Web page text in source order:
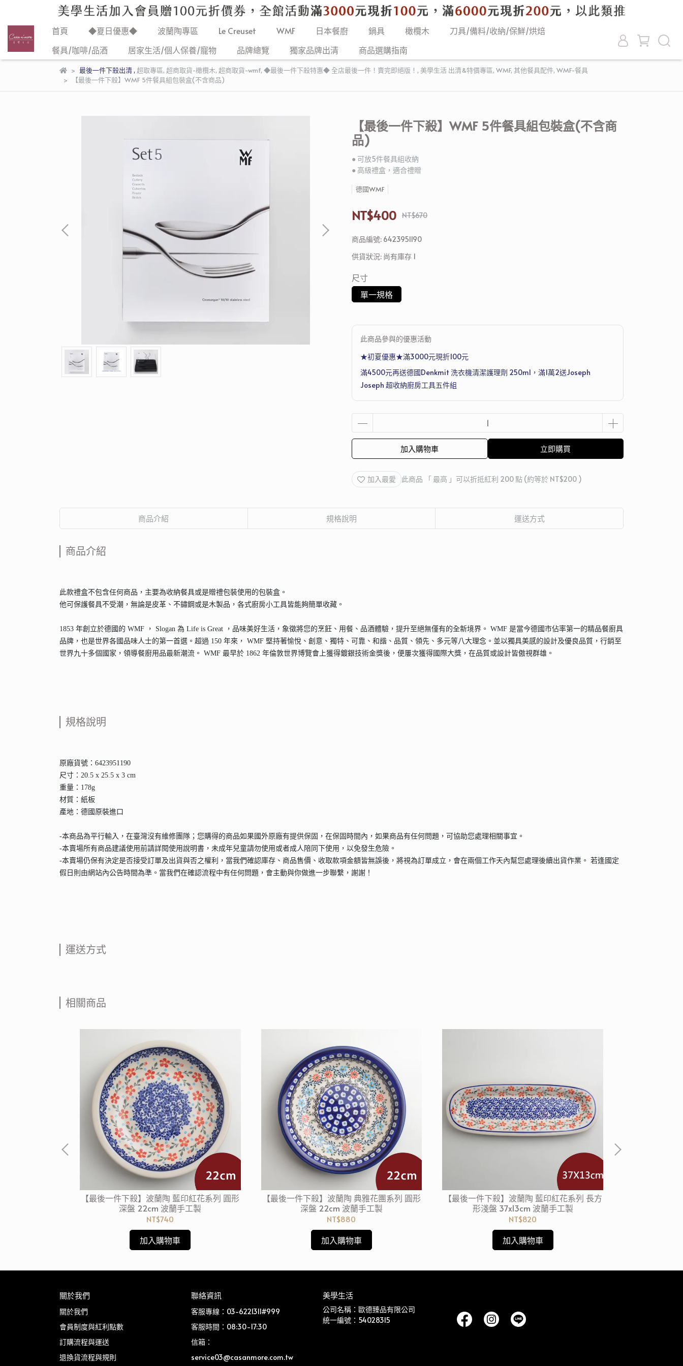
首頁 ◆夏日優惠◆ 波蘭陶專區 Le Creuset WMF 日本餐廚 鍋具 橄欖木
刀具/備料/收納/保鮮/烘焙
餐具/咖啡/品酒
居家生活/個人保養/寵物 品牌總覽 獨家品牌出清 商品選購指南
最後一件下殺出清, 超取專區, 超商取貨-橄欖木, 超商取貨-wmf, ◆最後一件下殺特惠◆ 全店最後一件！賣完即絕版！ , 美學生活 出清&特價專區, WMF, 其他餐具配件, WMF-餐具
【最後一件下殺】WMF 5件餐具組包裝盒(不含商品)
【最後一件下殺】WMF 5件餐具組包裝盒(不含商
品)
● 可放5件餐具組收納
● 高級禮盒，適合禮贈
德國WMF
NT$400 NT$670
商品編號: 6423951190
供貨狀況: 尚有庫存 1
尺寸
單一規格
此商品參與的優惠活動
★初夏優惠★滿3000元現折100元
滿4500元再送德國Denkmit 洗衣機清潔護理劑 250ml，滿1萬2送Joseph
Joseph 超收納廚房工具五件組
加入購物車 立即購買
加入最愛 此商品 「 最高 」可以折抵紅利 200 點 (約等於 NT$200 )
商品介紹 規格說明 運送方式
商品介紹
此款禮盒不包含任何商品，主要為收納餐具或是贈禮包裝使用的包裝盒。
他可保護餐具不受潮，無論是皮革、不鏽鋼或是木製品，各式廚房小工具皆能夠簡單收藏。
1853 年創立於德國的 WMF ， Slogan 為 Life is Great ，品味美好生活，象徵將您的烹飪、用餐、品酒體驗，提升至絕無僅有的全新境界。 WMF 是當今德國市佔率第一的精品餐廚具
品牌，也是世界各國品味人士的第一首選。超過 150 年來， WMF 堅持著愉悅、創意、獨特、可靠、和諧、品質、領先、多元等八大理念。並以獨具美感的設計及優良品質，行銷至
世界九十多個國家，領導餐廚用品最新潮流。 WMF 最早於 1862 年倫敦世界博覽會上獲得鍍銀技術金獎後，便屢次獲得國際大獎，在品質或設計皆傲視群雄。
規格說明
原廠貨號：6423951190
尺寸：20.5 x 25.5 x 3 cm
重量：178g
材質：紙板
產地：德國原裝進口
-本商品為平行輸入，在臺灣沒有維修團隊；您購得的商品如果國外原廠有提供保固，在保固時間內，如果商品有任何問題，可協助您處理相關事宜。
-本賣場所有商品建議使用前請詳閱使用說明書，未成年兒童請勿使用或者成人陪同下使用，以免發生危險。
-本賣場仍保有決定是否接受訂單及出貨與否之權利，當我們確認庫存、商品售價、收取款項金額皆無誤後，將視為訂單成立，會在兩個工作天內幫您處理後續出貨作業。 若逢國定
假日則由網站內公告時間為準。當我們在確認流程中有任何問題，會主動與你做進一步聯繫，謝謝！
運送方式
相關商品
【最後一件下殺】波蘭陶 藍印紅花系列 圓形
深盤 22cm 波蘭手工製
NT$740
加入購物車
【最後一件下殺】波蘭陶 典雅花團系列 圓形
深盤 22cm 波蘭手工製
NT$880
加入購物車
【最後一件下殺】波蘭陶 藍印紅花系列 長方
形淺盤 37x13cm 波蘭手工製
NT$820
加入購物車
關於我們
關於我們
會員制度與紅利點數
訂購流程與運送
退換貨流程與規則
聯絡資訊
客服專線：03-6221311#999
客服時間：08:30-17:30
信箱：
service03@casanmore.com.tw
美學生活
公司名稱：歐德臻品有限公司
統一編號：54028315